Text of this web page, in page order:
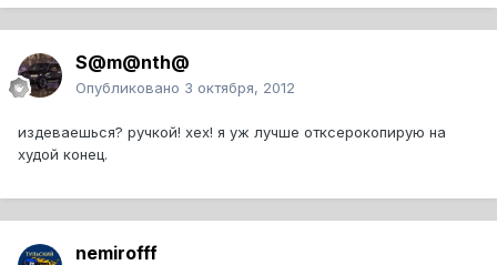
S@m@nth@
Опубликовано 3 октября, 2012
издеваешься? ручкой! хех! я уж лучше отксерокопирую на
худой конец.
nemirofff